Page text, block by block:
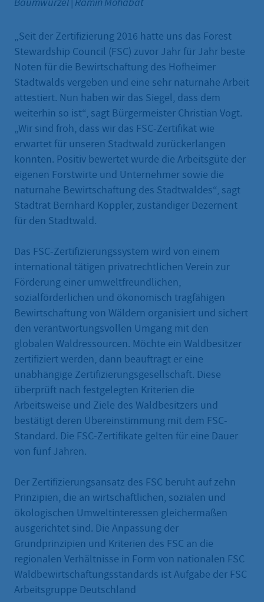
„Seit der Zertifizierung 2016 hatte uns das Forest
Stewardship Council (FSC) zuvor Jahr für Jahr beste
Noten für die Bewirtschaftung des Hofheimer
Stadtwalds vergeben und eine sehr naturnahe Arbeit
attestiert. Nun haben wir das Siegel, dass dem
weiterhin so ist“, sagt Bürgermeister Christian Vogt.
„Wir sind froh, dass wir das FSC-Zertifikat wie
erwartet für unseren Stadtwald zurückerlangen
konnten. Positiv bewertet wurde die Arbeitsgüte der
eigenen Forstwirte und Unternehmer sowie die
naturnahe Bewirtschaftung des Stadtwaldes“, sagt
Stadtrat Bernhard Köppler, zuständiger Dezernent
für den Stadtwald.
Das FSC-Zertifizierungssystem wird von einem
international tätigen privatrechtlichen Verein zur
Förderung einer umweltfreundlichen,
sozialförderlichen und ökonomisch tragfähigen
Bewirtschaftung von Wäldern organisiert und sichert
den verantwortungsvollen Umgang mit den
globalen Waldressourcen. Möchte ein Waldbesitzer
zertifiziert werden, dann beauftragt er eine
unabhängige Zertifizierungsgesellschaft. Diese
überprüft nach festgelegten Kriterien die
Arbeitsweise und Ziele des Waldbesitzers und
bestätigt deren Übereinstimmung mit dem FSC-
Standard. Die FSC-Zertifikate gelten für eine Dauer
von fünf Jahren.
Der Zertifizierungsansatz des FSC beruht auf zehn
Prinzipien, die an wirtschaftlichen, sozialen und
ökologischen Umweltinteressen gleichermaßen
ausgerichtet sind. Die Anpassung der
Grundprinzipien und Kriterien des FSC an die
regionalen Verhältnisse in Form von nationalen FSC
Waldbewirtschaftungsstandards ist Aufgabe der FSC
Arbeitsgruppe Deutschland